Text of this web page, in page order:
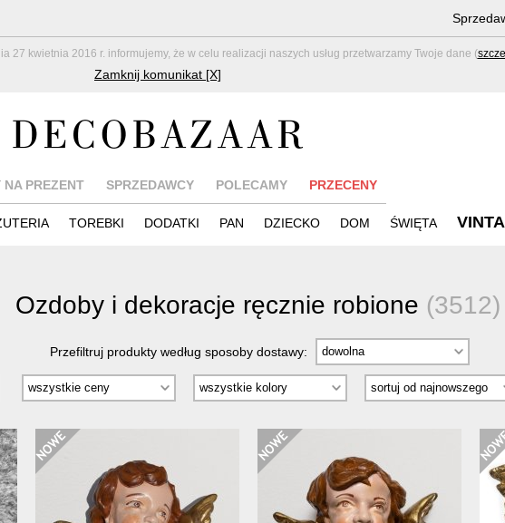
kwietnia 2016 r. informujemy, że w celu realizacji naszych usług przetwarzamy Twoje dane (
Zamknij komunikat [X]
NA PREZENT SPRZEDAWCY POLECAMY PRZECENY
TOREBKI DODATKI PAN DZIECKO DOM ŚWIĘTA
Ozdoby i dekoracje ręcznie robione (3512)
Przefiltruj produkty według sposoby dostawy: